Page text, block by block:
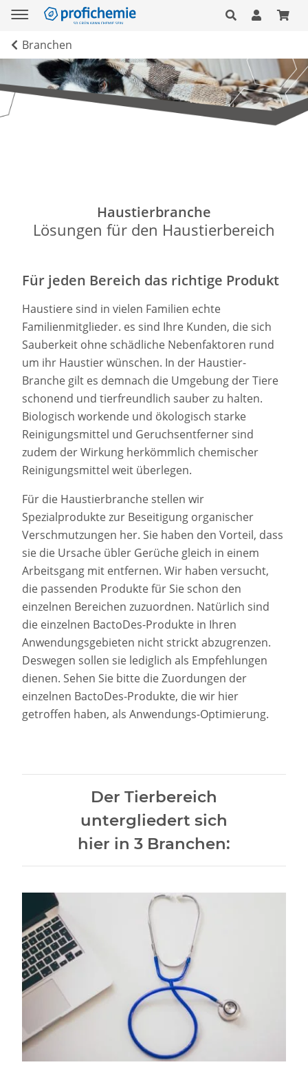
Branchen
Haustierbranche
Lösungen für den Haustierbereich
Für jeden Bereich das richtige Produkt
Haustiere sind in vielen Familien echte
Familienmitglieder. es sind Ihre Kunden, die sich
Sauberkeit ohne schädliche Nebenfaktoren rund
um ihr Haustier wünschen. In der Haustier-
Branche gilt es demnach die Umgebung der Tiere
schonend und tierfreundlich sauber zu halten.
Biologisch workende und ökologisch starke
Reinigungsmittel und Geruchsentferner sind
zudem der Wirkung herkömmlich chemischer
Reinigungsmittel weit überlegen.
Für die Haustierbranche stellen wir
Spezialprodukte zur Beseitigung organischer
Verschmutzungen her. Sie haben den Vorteil, dass
sie die Ursache übler Gerüche gleich in einem
Arbeitsgang mit entfernen. Wir haben versucht,
die passenden Produkte für Sie schon den
einzelnen Bereichen zuzuordnen. Natürlich sind
die einzelnen BactoDes-Produkte in Ihren
Anwendungsgebieten nicht strickt abzugrenzen.
Deswegen sollen sie lediglich als Empfehlungen
dienen. Sehen Sie bitte die Zuordungen der
einzelnen BactoDes-Produkte, die wir hier
getroffen haben, als Anwendungs-Optimierung.
Der Tierbereich
untergliedert sich
hier in 3 Branchen: